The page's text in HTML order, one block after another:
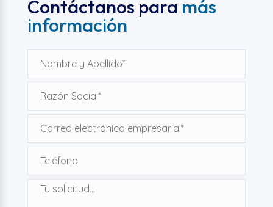
Contáctanos para más
información